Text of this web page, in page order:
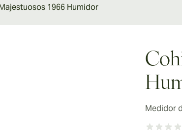
1966 Humidor
Medidor